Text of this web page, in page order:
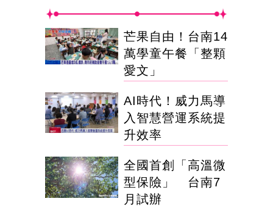
芒果自由！台南14
萬學童午餐「整顆
愛文」
AI時代！威力馬導
入智慧營運系統提
升效率
全國首創「高溫微
型保險」 台南7
月試辦